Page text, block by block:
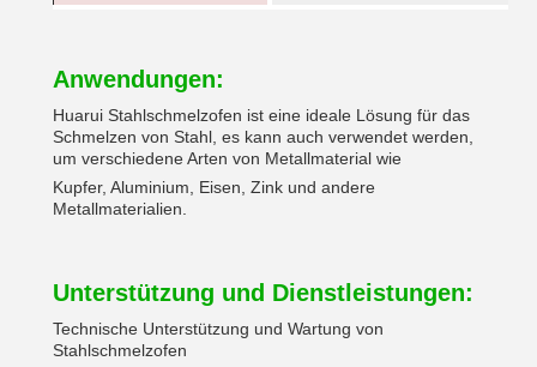
Anwendungen:
Huarui Stahlschmelzofen ist eine ideale Lösung für das
Schmelzen von Stahl, es kann auch verwendet werden,
um verschiedene Arten von Metallmaterial wie
Kupfer, Aluminium, Eisen, Zink und andere
Metallmaterialien.
Unterstützung und Dienstleistungen:
Technische Unterstützung und Wartung von
Stahlschmelzofen